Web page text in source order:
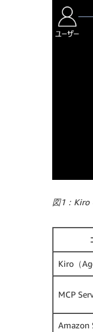
図1：Kiro
Kiro（
MCP
Amazon